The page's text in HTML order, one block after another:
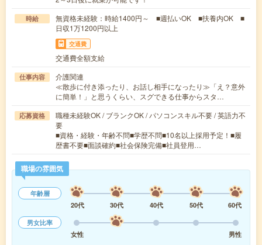
時給
無資格未経験：時給1400円～ ■週払いOK ■扶養内OK ■
日収1万1200円以上
交通費
交通費全額支給
仕事内容
介護関連
≪散歩に付き添ったり、お話し相手になったり≫「え？意外
に簡単！」と思うくらい、スグできる仕事からスタ…
応募資格
職種未経験OK / ブランクOK / パソコンスキル不要 / 英語力不
要
■資格・経験・年齢不問■学歴不問■10名以上採用予定！■履
歴書不要■面談確約■社会保険完備■社員登用…
職場の雰囲気
年齢層
20代
30代 40代 50代
60代
男女比率
女性
男性